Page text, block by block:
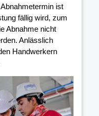
ist
fällig wird, zum
Abnahme nicht
Anlässlich
Handwerkern